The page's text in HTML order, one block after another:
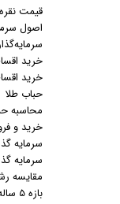
قیمت نقره
اصول
خرید
خرید
حباب طلا
محاسبه
خرید و
سرمایه
سرمایه
مقایسه
بازه 5 ساله